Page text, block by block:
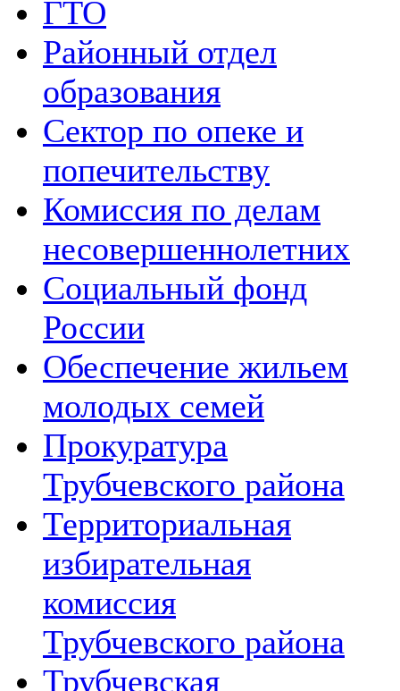
ГТО
Районный отдел
образования
Сектор по опеке и
попечительству
Комиссия по делам
несовершеннолетних
Социальный фонд
России
Обеспечение жильем
молодых семей
Прокуратура
Трубчевского района
Территориальная
избирательная
комиссия
Трубчевского района
Трубчевская